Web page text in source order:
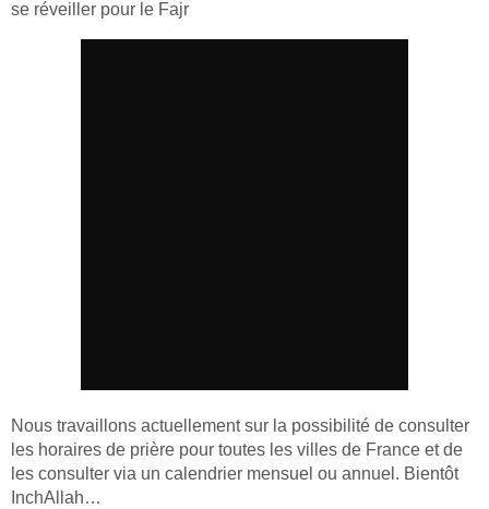
se réveiller pour le Fajr
Nous travaillons actuellement sur la possibilité de consulter
les horaires de prière pour toutes les villes de France et de
les consulter via un calendrier mensuel ou annuel. Bientôt
InchAllah…